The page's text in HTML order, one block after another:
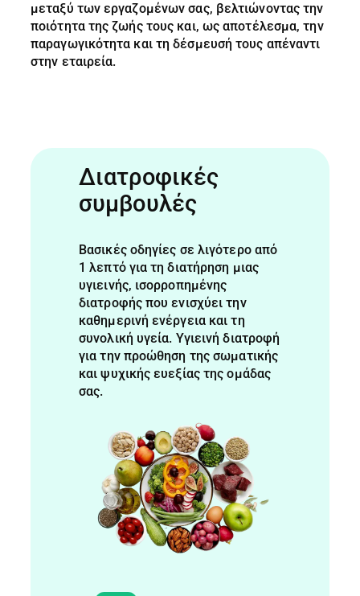
μεταξύ των εργαζομένων σας, βελτιώνοντας την
ποιότητα της ζωής τους και, ως αποτέλεσμα, την
παραγωγικότητα και τη δέσμευσή τους απέναντι
στην εταιρεία.
Διατροφικές
συμβουλές
Βασικές οδηγίες σε λιγότερο από
1 λεπτό για τη διατήρηση μιας
υγιεινής, ισορροπημένης
διατροφής που ενισχύει την
καθημερινή ενέργεια και τη
συνολική υγεία. Υγιεινή διατροφή
για την προώθηση της σωματικής
και ψυχικής ευεξίας της ομάδας
σας.